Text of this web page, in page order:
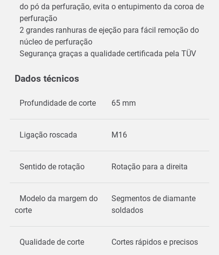
do pó da perfuração, evita o entupimento da coroa de
perfuração
2 grandes ranhuras de ejeção para fácil remoção do
núcleo de perfuração
Segurança graças a qualidade certificada pela TÜV
Dados técnicos
Profundidade de corte 65 mm
Ligação roscada M16
Sentido de rotação Rotação para a direita
Modelo da margem do
corte
Segmentos de diamante
soldados
Qualidade de corte Cortes rápidos e precisos